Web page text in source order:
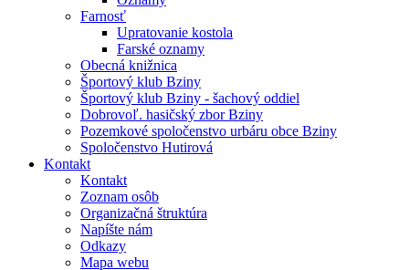
Farnosť
Upratovanie kostola
Farské oznamy
Obecná knižnica
Športový klub Bziny
Športový klub Bziny - šachový oddiel
Dobrovoľ. hasičský zbor Bziny
Pozemkové spoločenstvo urbáru obce Bziny
Spoločenstvo Hutirová
Kontakt
Kontakt
Zoznam osôb
Organizačná štruktúra
Napíšte nám
Odkazy
Mapa webu